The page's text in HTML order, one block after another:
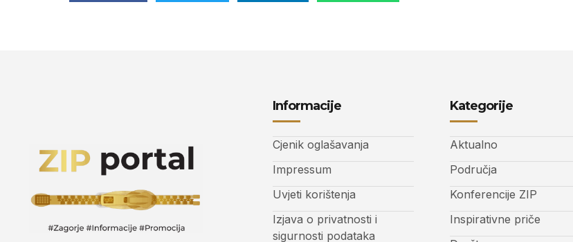
Informacije
Cjenik oglašavanja
Impressum
Uvjeti korištenja
Izjava o privatnosti i
sigurnosti podataka
Kategorije
Aktualno
Područja
Konferencije ZIP
Inspirativne priče